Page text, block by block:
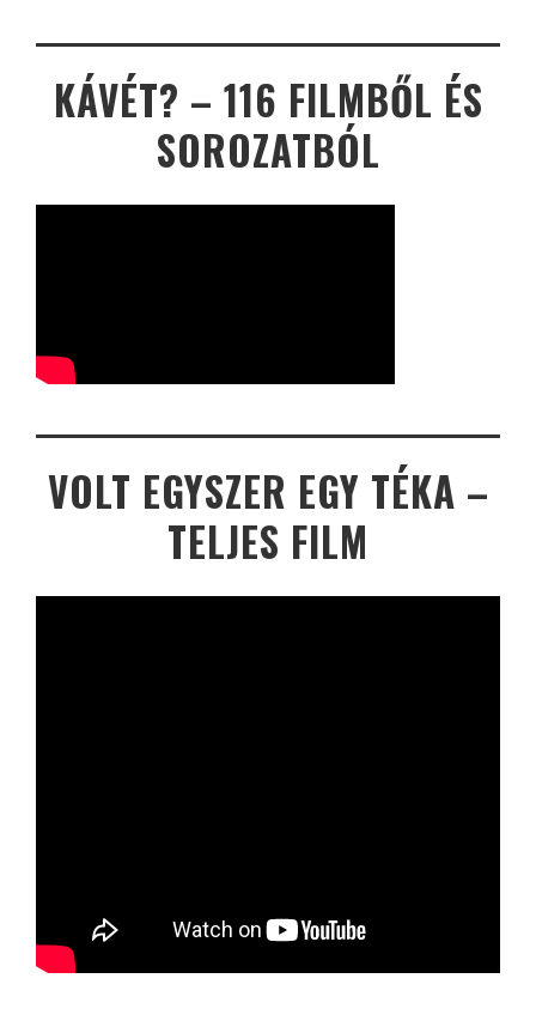
KÁVÉT? – 116 FILMBŐL ÉS
SOROZATBÓL
VOLT EGYSZER EGY TÉKA –
TELJES FILM